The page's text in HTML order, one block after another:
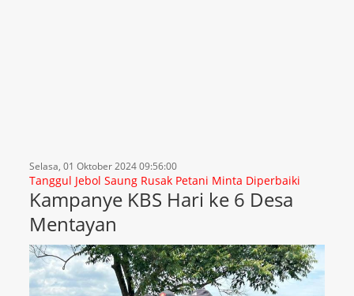
Selasa, 01 Oktober 2024 09:56:00
Tanggul Jebol Saung Rusak Petani Minta Diperbaiki
Kampanye KBS Hari ke 6 Desa
Mentayan